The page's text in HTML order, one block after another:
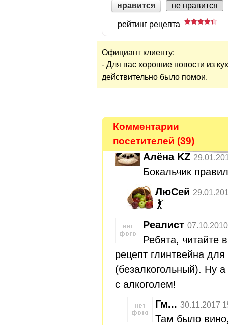
нравится не нравится
рейтинг рецепта
Официант клиенту:
- Для вас хорошие новости из
действительно было помои.
Комментарии
посетителей (39)
Алёна KZ
Бокальчик
ЛюСей
Реалист
Ребята, читайте
рецепт глинтвейна
(безалкогольный). Ну
с алкоголем!
Гм... 30.11.2017
Там было